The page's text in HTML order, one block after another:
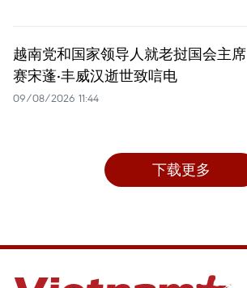
越南党和国家领导人就老挝国会主席
赛宋蓬·丰威汉逝世致唁电
09/08/2026 11:44
下载更多